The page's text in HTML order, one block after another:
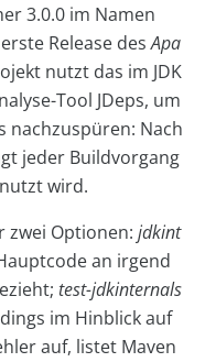
3.0.0 im Namen
Release desApa
nutzt das im JDK
Tool JDeps, um
nachzuspüren: Nach
jeder Buildvorgang
wird.
zwei Optionen: jdkint
an irgend
test-jdkinternals
im Hinblick auf
auf, listet Maven